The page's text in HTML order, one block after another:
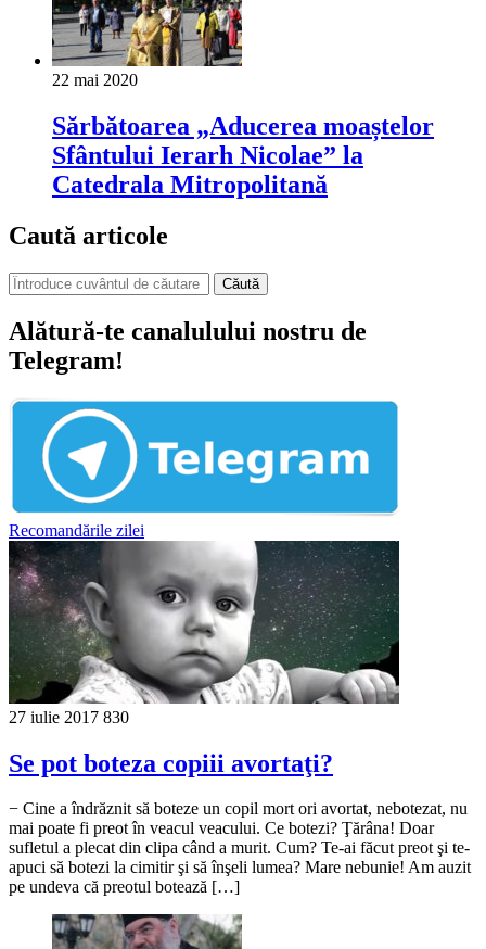
22 mai 2020
Sărbătoarea „Aducerea moaștelor
Sfântului Ierarh Nicolae” la
Catedrala Mitropolitană
Caută articole
Căută
Alătură-te canalulului nostru de
Telegram!
Recomandările zilei
27 iulie 2017 830
Se pot boteza copiii avortaţi?
− Cine a îndrăznit să boteze un copil mort ori avortat, nebotezat, nu
mai poate fi preot în veacul veacului. Ce botezi? Ţărâna! Doar
sufletul a plecat din clipa când a murit. Cum? Te-ai făcut preot şi te-
apuci să botezi la cimitir şi să înşeli lumea? Mare nebunie! Am auzit
pe undeva că preotul botează […]